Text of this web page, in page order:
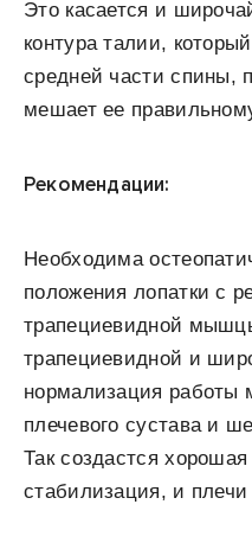
Это касается и
контура талии,
средней части спины,
мешает ее
Рекомендации:
Необходима
положения лопатки с
трапециевидной
трапециевидной и
нормализация работы
плечевого сустава и
Так создастся хорошая
стабилизация, и